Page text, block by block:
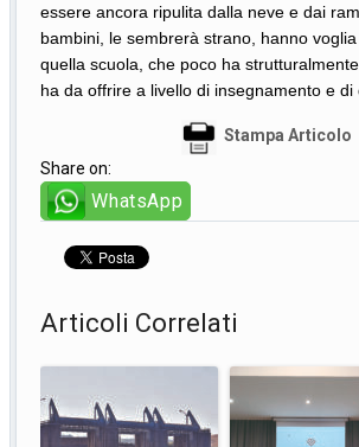
essere ancora ripulita dalla neve e dai
bambini, le sembrerà strano, hanno
quella scuola, che poco ha
ha da offrire a livello di insegnamento e di
Stampa Articolo
Share on:
WhatsApp
Articoli Correlati